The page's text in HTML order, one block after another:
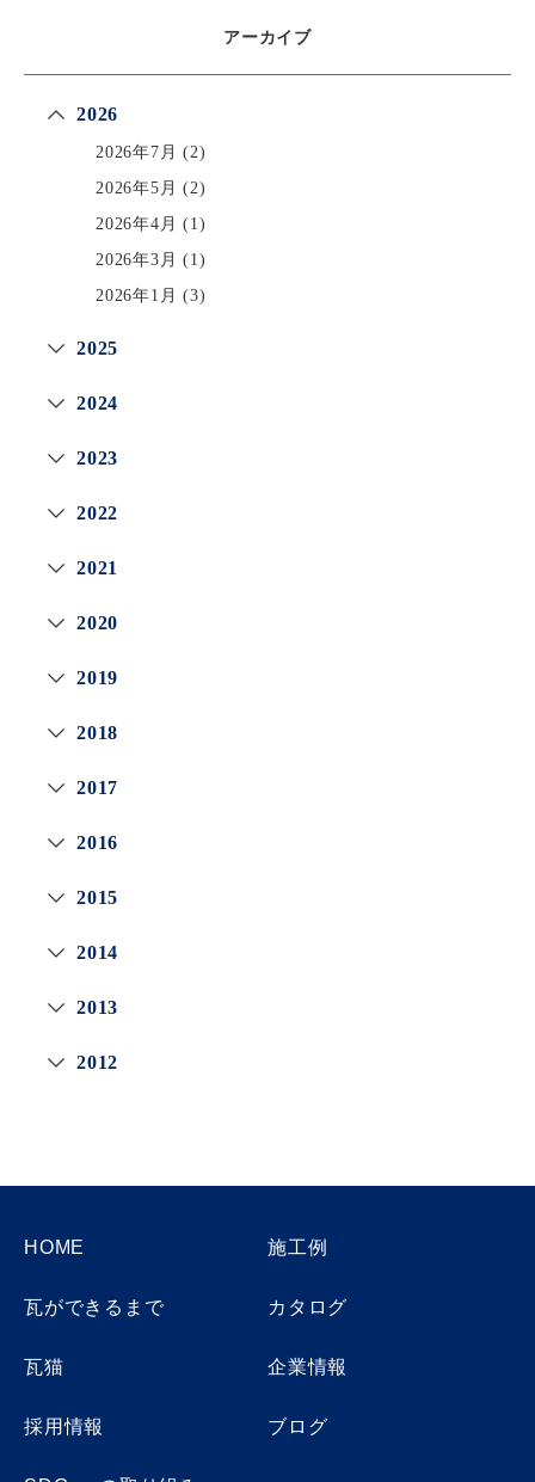
アーカイブ
2026
2026年7月 (2)
2026年5月 (2)
2026年4月 (1)
2026年3月 (1)
2026年1月 (3)
2025
2024
2023
2022
2021
2020
2019
2018
2017
2016
2015
2014
2013
2012
HOME 施工例
瓦ができるまで カタログ
瓦猫 企業情報
採用情報 ブログ